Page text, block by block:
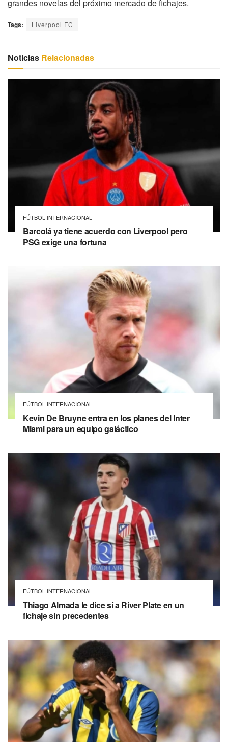
grandes novelas del próximo mercado de fichajes.
Tags: Liverpool FC
Noticias Relacionadas
FÚTBOL INTERNACIONAL
Barcolá ya tiene acuerdo con Liverpool pero
PSG exige una fortuna
FÚTBOL INTERNACIONAL
Kevin De Bruyne entra en los planes del Inter
Miami para un equipo galáctico
FÚTBOL INTERNACIONAL
Thiago Almada le dice sí a River Plate en un
fichaje sin precedentes